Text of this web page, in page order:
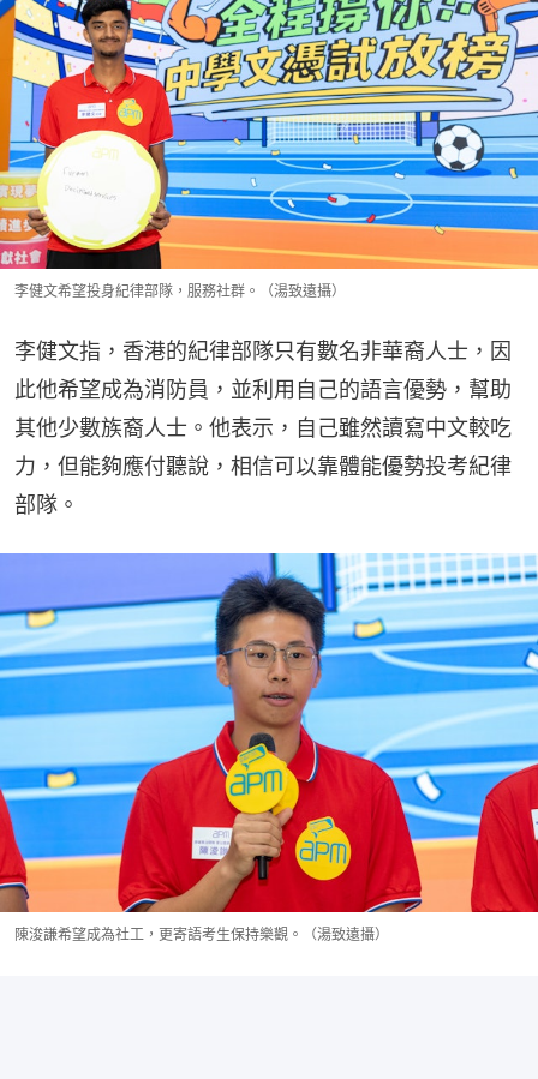
李健文希望投身紀律部隊，服務社群。（湯致遠攝）
李健文指，香港的紀律部隊只有數名非華裔人士，因
此他希望成為消防員，並利用自己的語言優勢，幫助
其他少數族裔人士。他表示，自己雖然讀寫中文較吃
力，但能夠應付聽說，相信可以靠體能優勢投考紀律
部隊。
陳浚謙希望成為社工，更寄語考生保持樂觀。（湯致遠攝）